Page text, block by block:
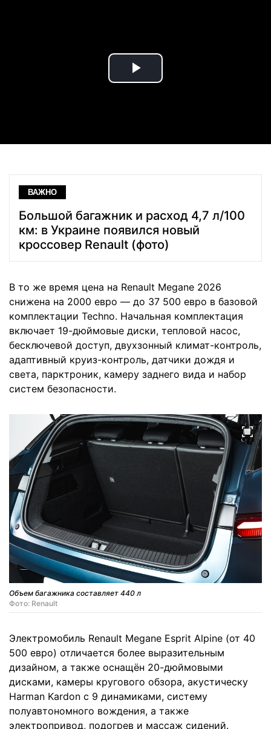
Play
ВАЖНО
Большой багажник и расход 4,7 л/100
км: в Украине появился новый
кроссовер Renault (фото)
В то же время цена на Renault Megane 2026
снижена на 2000 евро — до 37 500 евро в базовой
комплектации Techno. Начальная комплектация
включает 19-дюймовые диски, тепловой насос,
бесключевой доступ, двухзонный климат-контроль,
адаптивный круиз-контроль, датчики дождя и
света, парктроник, камеру заднего вида и набор
систем безопасности.
Объем багажника составляет 440 л
Фото: Renault
Электромобиль Renault Megane Esprit Alpine (от 40
500 евро) отличается более выразительным
дизайном, а также оснащён 20-дюймовыми
дисками, камеры кругового обзора, акустическу
Harman Kardon с 9 динамиками, систему
полуавтономного вождения, а также
электропривод, подогрев и массаж сидений.